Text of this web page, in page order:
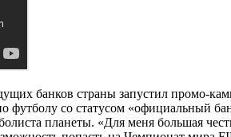
банков страны запустил промо-
футболу со статусом «официальный
планеты. «Для меня большая